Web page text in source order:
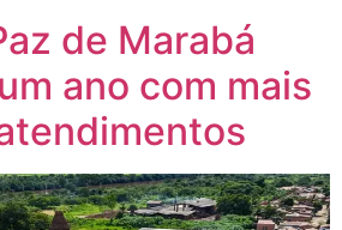
de Marabá
ano com mais